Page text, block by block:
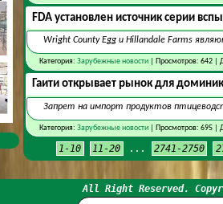
FDA установлен источник серии
Wright County Egg и Hillandale Farms
Категория: Зарубежные новости| Просмотров: 642 |
Гаити открывает рынок для
Запрет на импорт продуктов
Категория: Зарубежные новости| Просмотров: 695 |
1-10 11-20 ... 2741-2750
All Right Reserved.